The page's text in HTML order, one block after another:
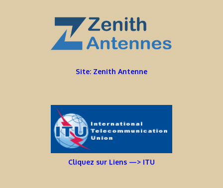
Site: Zenith Antenne
Cliquez sur Liens —> ITU